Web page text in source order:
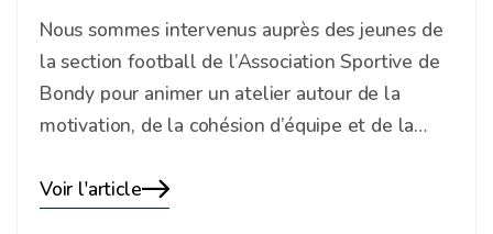
Nous sommes intervenus auprès des jeunes de
la section football de l’Association Sportive de
Bondy pour animer un atelier autour de la
motivation, de la cohésion d’équipe et de la…
Blog
Voir l'article